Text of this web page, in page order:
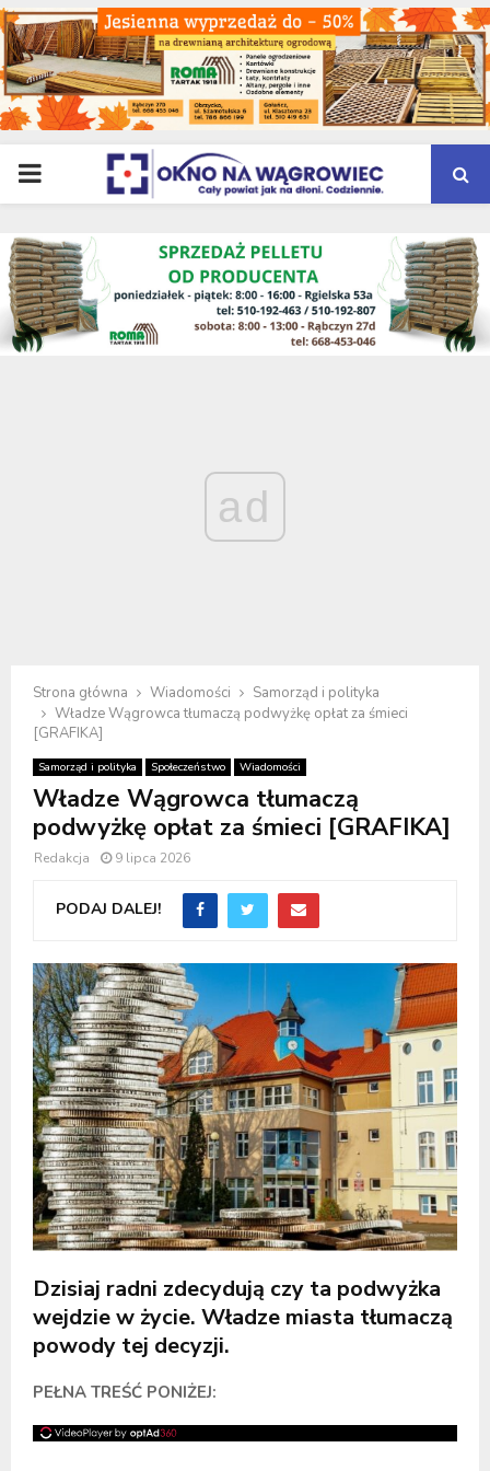
PRIMARY
MENU
ad
Strona główna Wiadomości
Samorząd i polityka
Władze Wągrowca tłumaczą podwyżkę opłat za śmieci
[GRAFIKA]
Samorząd i polityka Społeczeństwo Wiadomości
Władze Wągrowca tłumaczą
podwyżkę opłat za śmieci [GRAFIKA]
Redakcja 9 lipca 2026
PODAJ DALEJ!
Dzisiaj radni zdecydują czy ta podwyżka
wejdzie w życie. Władze miasta tłumaczą
powody tej decyzji.
PEŁNA TREŚĆ PONIŻEJ: